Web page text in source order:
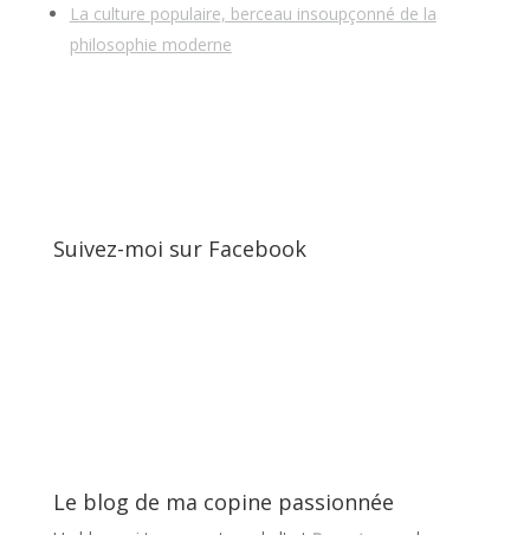
La culture populaire, berceau insoupçonné de la
philosophie moderne
Suivez-moi sur Facebook
Le blog de ma copine passionnée